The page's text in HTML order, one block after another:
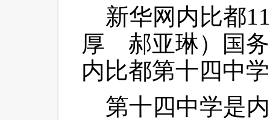
新华网内比都
厚 郝亚琳）国务
内比都第十四中
第十四中学是